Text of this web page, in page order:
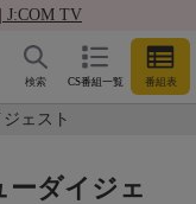
J:COM TV
CS番組一覧 番組表
検索
ェスト
ーダイジェ